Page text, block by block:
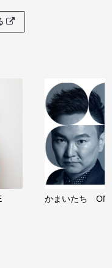
かまいたち